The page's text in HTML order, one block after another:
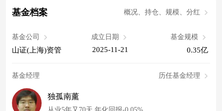
基金档案 概况、持仓、规模、分红
基金公司
山证(上海)资管
成立日期
2025-11-21
基金规模
0.35亿
基金经理 历任基金经理
独孤南薰